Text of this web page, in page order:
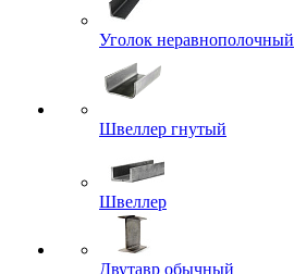
Уголок неравнополочный
Швеллер гнутый
Швеллер
Двутавр обычный